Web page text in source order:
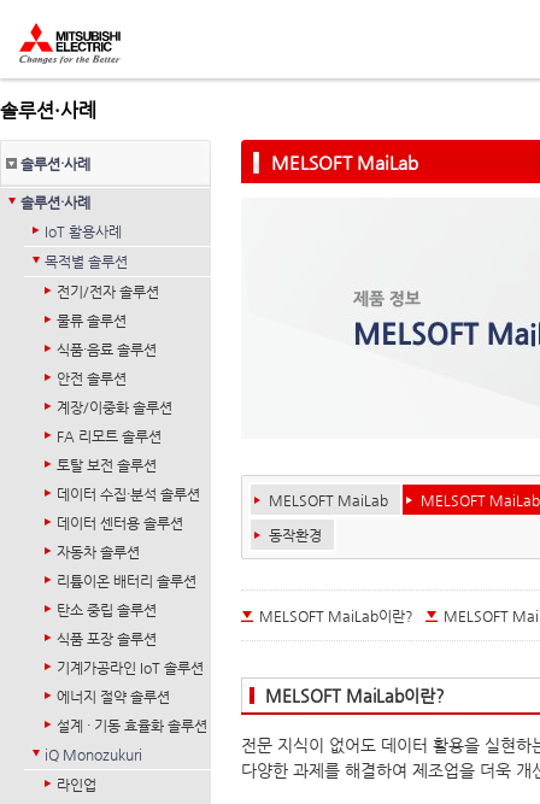
솔루션·사례
솔루션·사례
솔루션·사례
IoT 활용사례
목적별 솔루션
전기/전자 솔루션
물류 솔루션
식품·음료 솔루션
안전 솔루션
계장/이중화 솔루션
FA 리모트 솔루션
토탈 보전 솔루션
데이터 수집·분석 솔루션
데이터 센터용 솔루션
자동차 솔루션
리튬이온 배터리 솔루션
탄소 중립 솔루션
식품 포장 솔루션
기계가공라인 IoT 솔루션
에너지 절약 솔루션
설계 · 기동 효율화 솔루션
iQ Monozukuri
라인업
MELSOFT MaiLab
MELSOFT MaiLab MELSOFT
동작환경
MELSOFT MaiLab이란? MELSOFT
MELSOFT MaiLab이란?
전문 지식이 없어도 데이터 활용을 실현
다양한 과제를 해결하여 제조업을 더욱 개